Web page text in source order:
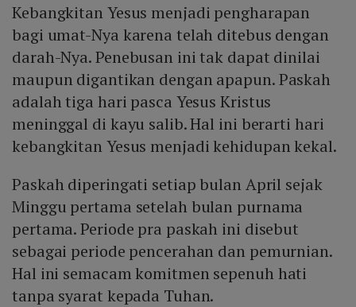
Kebangkitan Yesus menjadi pengharapan
bagi umat-Nya karena telah ditebus dengan
darah-Nya. Penebusan ini tak dapat dinilai
maupun digantikan dengan apapun. Paskah
adalah tiga hari pasca Yesus Kristus
meninggal di kayu salib. Hal ini berarti hari
kebangkitan Yesus menjadi kehidupan kekal.
Paskah diperingati setiap bulan April sejak
Minggu pertama setelah bulan purnama
pertama. Periode pra paskah ini disebut
sebagai periode pencerahan dan pemurnian.
Hal ini semacam komitmen sepenuh hati
tanpa syarat kepada Tuhan.